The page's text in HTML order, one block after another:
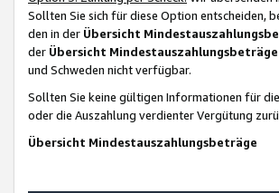
Sollten Sie sich für diese Option entscheiden,
den in der Übersicht
der Übersicht Mindestauszahlungsbeträge
und Schweden nicht verfügbar.
Sollten Sie keine gültigen Informationen für
oder die Auszahlung verdienter Vergütung
Übersicht Mindestauszahlungsbeträge